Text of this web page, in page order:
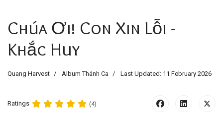
Chúa Ơi! Con Xin Lỗi -
Khắc Huy
Quang Harvest Album Thánh Ca Last Updated: 11 February 2026
Ratings (4)